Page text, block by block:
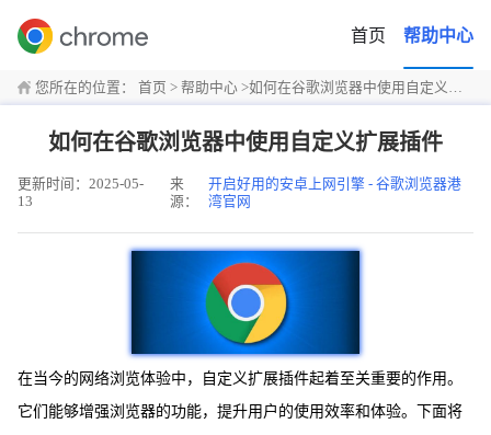
首页 帮助中心
您所在的位置： 首页 > 帮助中心 >如何在谷歌浏览器中使用自定义扩展插件
如何在谷歌浏览器中使用自定义扩展插件
更新时间：2025-05-
13
来
源：
开启好用的安卓上网引擎 - 谷歌浏览器港
湾官网
在当今的网络浏览体验中，自定义扩展插件起着至关重要的作用。
它们能够增强浏览器的功能，提升用户的使用效率和体验。下面将